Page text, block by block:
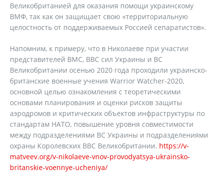
Великобританией для оказания помощи украинскому
ВМФ, так как он защищает свою «территориальную
целостность от поддерживаемых Россией сепаратистов».
Напомним, к примеру, что в Николаеве при участии
представителей ВМС, ВВС сил Украины и ВС
Великобритании осенью 2020 года проходили украинско-
британские военные учения Warrior Watcher-2020,
основной целью ознакомления с теоретическими
основами планирования и оценки рисков защиты
аэродромов и критических объектов инфраструктуры по
стандартам НАТО, повышение уровня совместимости
между подразделениями ВС Украины и подразделениями
охраны Королевских ВВС Великобритании. https://v-
matveev.org/v-nikolaeve-vnov-provodyatsya-ukrainsko-
britanskie-voennye-ucheniya/